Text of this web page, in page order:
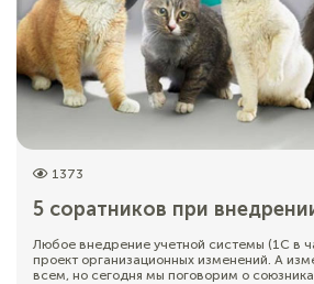
1373
5 соратников при
Любое внедрение учетной системы (1С в
проект организационных изменений. А
всем, но сегодня мы поговорим о